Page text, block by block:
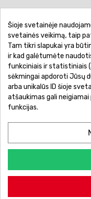
Pirkimo sąlygos ir
Garantinis
Prekių
Šioje svetainėje
svetainės veikimą, taip
Tam tikri slapukai yra
ir kad galėtumėte
funkciniais ir statistiniais
sėkmingai apdoroti Jūsų
arba unikalūs ID šioje
atšaukimas gali
funkcijas.